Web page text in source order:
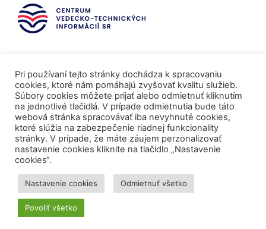
Mediálni partneri
Pri používaní tejto stránky dochádza k spracovaniu
cookies, ktoré nám pomáhajú zvyšovať kvalitu služieb.
Súbory cookies môžete prijať alebo odmietnuť kliknutím
na jednotlivé tlačidlá. V prípade odmietnutia bude táto
webová stránka spracovávať iba nevyhnuté cookies,
ktoré slúžia na zabezpečenie riadnej funkcionality
stránky. V prípade, že máte záujem perzonalizovať
nastavenie cookies kliknite na tlačidlo „Nastavenie
cookies“.
Nastavenie cookies Odmietnuť všetko
Povoliť všetko